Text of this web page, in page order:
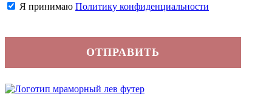
Я принимаю Политику конфиденциальности